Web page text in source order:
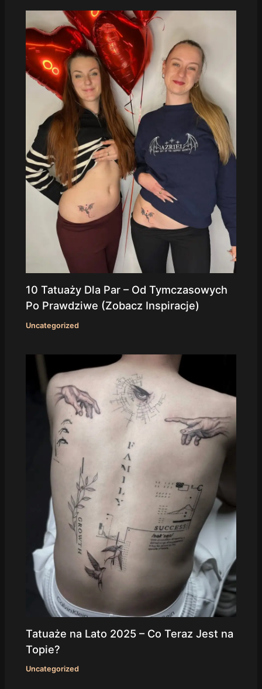
10 Tatuaży Dla Par – Od Tymczasowych
Po Prawdziwe (Zobacz Inspiracje)
Uncategorized
Tatuaże na Lato 2025 – Co Teraz Jest na
Topie?
Uncategorized